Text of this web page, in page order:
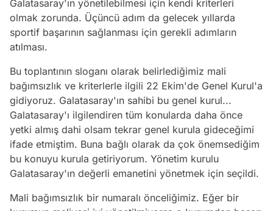
Galatasaray'ın yönetilebilmesi için kendi kriterleri
olmak zorunda. Üçüncü adım da gelecek yıllarda
sportif başarının sağlanması için gerekli adımların
atılması.
Bu toplantının sloganı olarak belirlediğimiz mali
bağımsızlık ve kriterlerle ilgili 22 Ekim'de Genel Kurul'a
gidiyoruz. Galatasaray'ın sahibi bu genel kurul...
Galatasaray'ı ilgilendiren tüm konularda daha önce
yetki almış dahi olsam tekrar genel kurula gideceğimi
ifade etmiştim. Buna bağlı olarak da çok önemsediğim
bu konuyu kurula getiriyorum. Yönetim kurulu
Galatasaray'ın değerli emanetini yönetmek için seçildi.
Mali bağımsızlık bir numaralı önceliğimiz. Eğer bir